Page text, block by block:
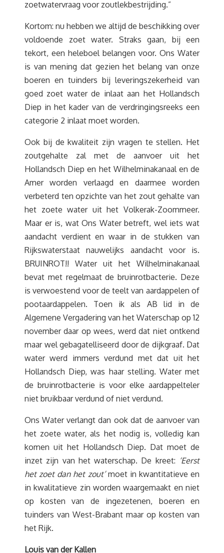
zoetwatervraag voor zoutlekbestrijding.”
Kortom: nu hebben we altijd de beschikking over
voldoende zoet water. Straks gaan, bij een
tekort, een heleboel belangen voor. Ons Water
is van mening dat gezien het belang van onze
boeren en tuinders bij leveringszekerheid van
goed zoet water de inlaat aan het Hollandsch
Diep in het kader van de verdringingsreeks een
categorie 2 inlaat moet worden.
Ook bij de kwaliteit zijn vragen te stellen. Het
zoutgehalte zal met de aanvoer uit het
Hollandsch Diep en het Wilhelminakanaal en de
Amer worden verlaagd en daarmee worden
verbeterd ten opzichte van het zout gehalte van
het zoete water uit het Volkerak-Zoommeer.
Maar er is, wat Ons Water betreft, wel iets wat
aandacht verdient en waar in de stukken van
Rijkswaterstaat nauwelijks aandacht voor is.
BRUINROT!! Water uit het Wilhelminakanaal
bevat met regelmaat de bruinrotbacterie. Deze
is verwoestend voor de teelt van aardappelen of
pootaardappelen. Toen ik als AB lid in de
Algemene Vergadering van het Waterschap op 12
november daar op wees, werd dat niet ontkend
maar wel gebagatelliseerd door de dijkgraaf. Dat
water werd immers verdund met dat uit het
Hollandsch Diep, was haar stelling. Water met
de bruinrotbacterie is voor elke aardappelteler
niet bruikbaar verdund of niet verdund.
Ons Water verlangt dan ook dat de aanvoer van
het zoete water, als het nodig is, volledig kan
komen uit het Hollandsch Diep. Dat moet de
inzet zijn van het waterschap. De kreet: ‘Eerst
het zoet dan het zout’moet in kwantitatieve en
in kwalitatieve zin worden waargemaakt en niet
op kosten van de ingezetenen, boeren en
tuinders van West-Brabant maar op kosten van
het Rijk.
Louis van der Kallen